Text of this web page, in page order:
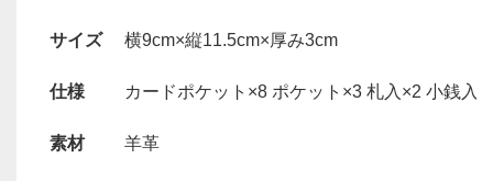
サイズ 横9cm×縦11.5cm×厚み3cm
仕様 カードポケット×8 ポケット×3 札入×2 小銭入
素材 羊革